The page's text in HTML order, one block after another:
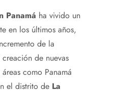
Panamá ha vivido un
en los últimos años,
de la
de nuevas
como Panamá
el distrito de La